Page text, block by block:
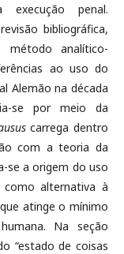
penal.
bibliográfica,
método analítico-
ao uso do
Alemão na década
se por meio da
carrega dentro
com a teoria da
se a origem do uso
como alternativa à
atinge o mínimo
Na seção
“estado de coisas